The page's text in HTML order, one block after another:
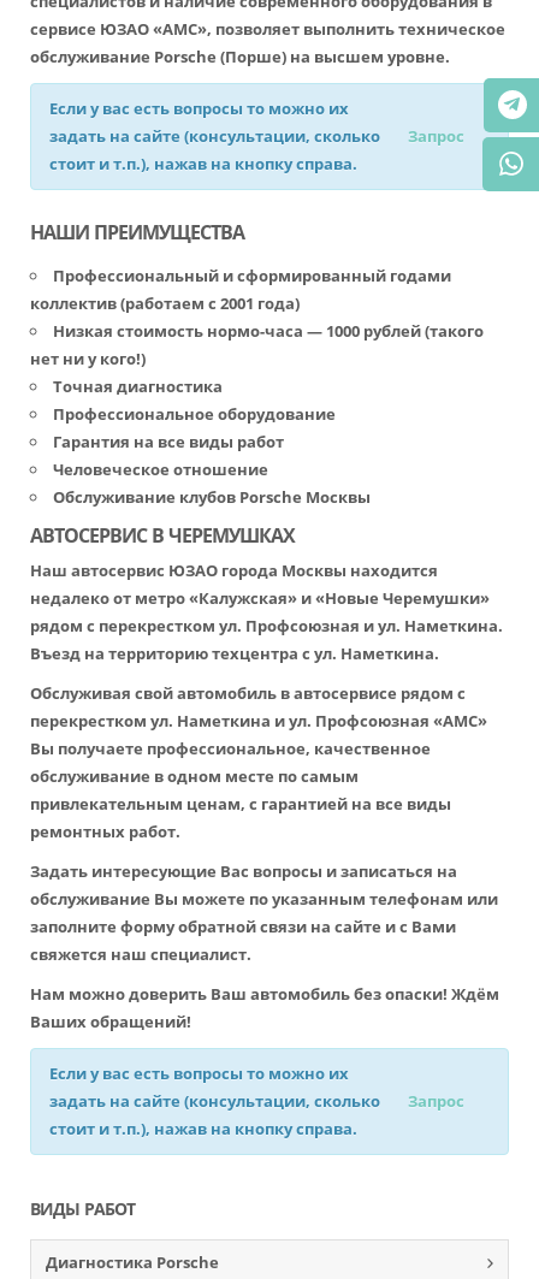
сервисе ЮЗАО «АМС», позволяет выполнитьтехническое
обслуживание Porsche (Порше) на высшем уровне.
Если у вас есть вопросы то можно их
задать на сайте (консультации, сколько
стоит и т.п.), нажав на кнопку справа.
Запрос
НАШИ ПРЕИМУЩЕСТВА
Профессиональный и сформированный годами
коллектив (работаем с 2001 года)
Низкая стоимость нормо-часа — 1000 рублей (такого
нет ни у кого!)
Точная диагностика
Профессиональное оборудование
Гарантия на все виды работ
Человеческое отношение
Обслуживание клубов Porsche Москвы
АВТОСЕРВИС В ЧЕРЕМУШКАХ
Наш автосервис ЮЗАО города Москвы находится
недалеко от метро «Калужская» и «Новые Черемушки»
рядом с перекрестком ул. Профсоюзная и ул. Наметкина.
Въезд на территорию техцентра с ул. Наметкина.
Обслуживая свой автомобиль в автосервисе рядом с
перекрестком ул. Наметкина и ул. Профсоюзная «АМС»
Вы получаете профессиональное, качественное
обслуживание в одном месте по самым
привлекательным ценам, с гарантией на все виды
ремонтных работ.
Задать интересующие Вас вопросы и записаться на
обслуживание Вы можете по указанным телефонам или
заполните форму обратной связи на сайте и с Вами
свяжется наш специалист.
Нам можно доверить Ваш автомобиль без опаски! Ждём
Ваших обращений!
Если у вас есть вопросы то можно их
задать на сайте (консультации, сколько
стоит и т.п.), нажав на кнопку справа.
Запрос
ВИДЫ РАБОТ
Диагностика Porsche